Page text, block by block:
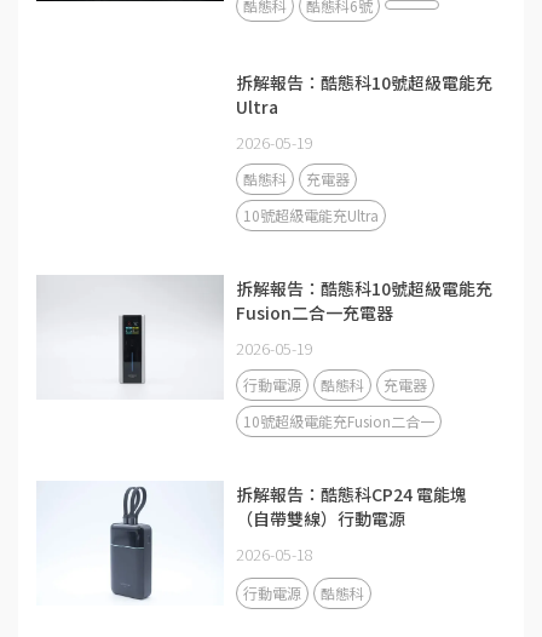
酷態科 酷態科6號
拆解報告：酷態科10號超級電能充
Ultra
2026-05-19
酷態科
充電器
10號超級電能充Ultra
拆解報告：酷態科10號超級電能充
Fusion二合一充電器
2026-05-19
行動電源 酷態科
充電器
10號超級電能充Fusion二合一
拆解報告：酷態科CP24 電能塊
（自帶雙線）行動電源
2026-05-18
行動電源 酷態科